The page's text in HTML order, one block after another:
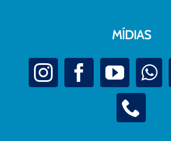
MÍDIAS